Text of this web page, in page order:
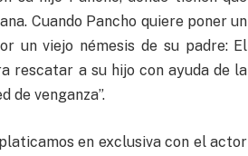
Cuando Pancho quiere poner un
un viejo némesis de su padre: El
rescatar a su hijo con ayuda de la
de venganza”.
en exclusiva con el actor